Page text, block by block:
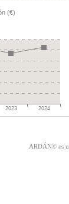
(€)
ARDÁN© es